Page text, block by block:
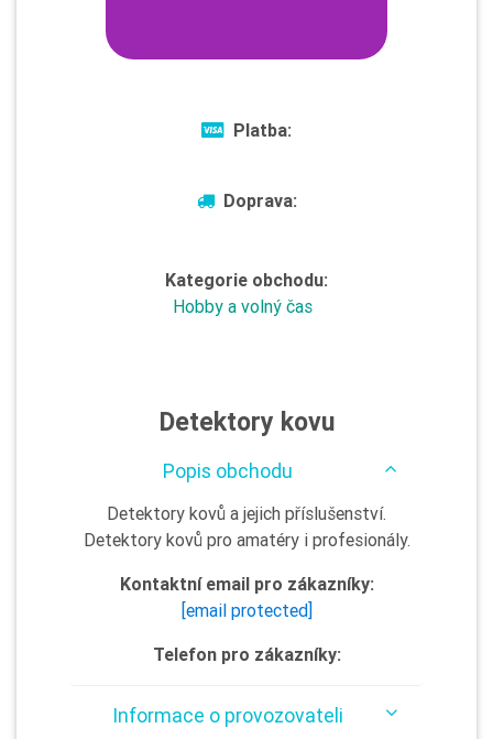
Platba:
Doprava:
Kategorie obchodu:
Hobby a volný čas
Detektory kovu
Popis obchodu
Detektory kovů a jejich příslušenství.
Detektory kovů pro amatéry i profesionály.
Kontaktní email pro zákazníky:
[email protected]
Telefon pro zákazníky:
Informace o provozovateli